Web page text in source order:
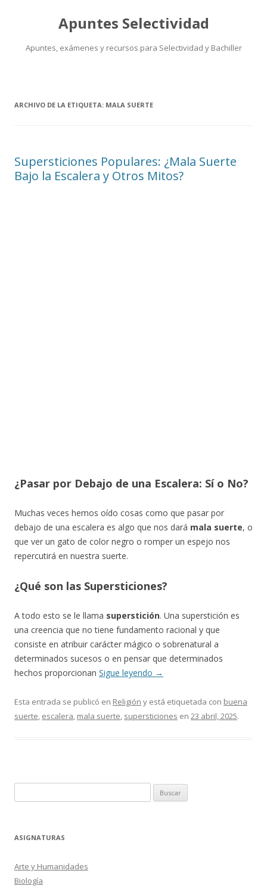
Apuntes Selectividad
Apuntes, exámenes y recursos para Selectividad y Bachiller
ARCHIVO DE LA ETIQUETA: MALA SUERTE
Supersticiones Populares: ¿Mala Suerte
Bajo la Escalera y Otros Mitos?
¿Pasar por Debajo de una Escalera: Sí o No?
Muchas veces hemos oído cosas como que pasar por
debajo de una escalera es algo que nos dará mala suerte, o
que ver un gato de color negro o romper un espejo nos
repercutirá en nuestra suerte.
¿Qué son las Supersticiones?
A todo esto se le llama superstición. Una superstición es
una creencia que no tiene fundamento racional y que
consiste en atribuir carácter mágico o sobrenatural a
determinados sucesos o en pensar que determinados
hechos proporcionan Sigue leyendo →
Esta entrada se publicó en Religión y está etiquetada con buena
suerte, escalera, mala suerte, supersticiones en 23 abril, 2025.
ASIGNATURAS
Arte y Humanidades
Biología